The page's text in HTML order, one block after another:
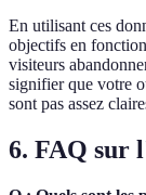
En utilisant ces
objectifs en
visiteurs
signifier que votre
sont pas assez
6. FAQ sur